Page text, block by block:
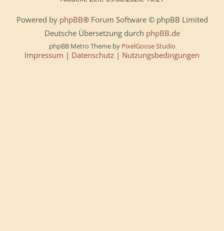
Powered by phpBB® Forum Software © phpBB Limited
Deutsche Übersetzung durch phpBB.de
phpBB Metro Theme by PixelGoose Studio
Impressum | Datenschutz | Nutzungsbedingungen